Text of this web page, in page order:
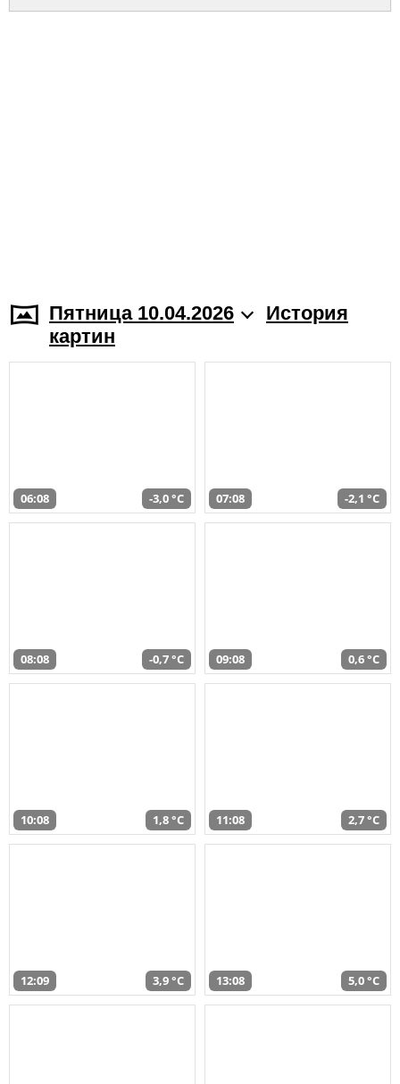
Пятница 10.04.2026
История
картин
06:08 -3,0 °C 07:08 -2,1 °C
08:08 -0,7 °C 09:08 0,6 °C
10:08 1,8 °C 11:08 2,7 °C
12:09 3,9 °C 13:08 5,0 °C